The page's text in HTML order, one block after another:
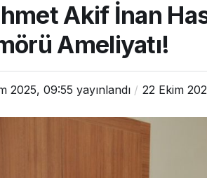
Akif İnan
Ameliyatı!
2025, 09:55 yayınlandı 22 Ekim